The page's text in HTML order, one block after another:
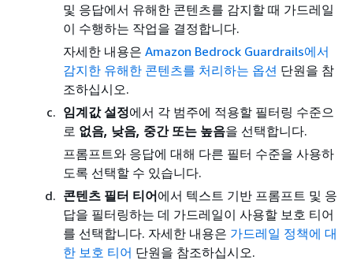
및 응답에서 유해한 콘텐츠를 감지할 때 가드레일
이 수행하는 작업을 결정합니다.
자세한 내용은 Amazon Bedrock Guardrails에서
감지한 유해한 콘텐츠를 처리하는 옵션 단원을 참
조하십시오.
임계값 설정에서 각 범주에 적용할 필터링 수준으
로 없음, 낮음, 중간 또는 높음을 선택합니다.
프롬프트와 응답에 대해 다른 필터 수준을 사용하
도록 선택할 수 있습니다.
콘텐츠 필터 티어에서 텍스트 기반 프롬프트 및 응
답을 필터링하는 데 가드레일이 사용할 보호 티어
를 선택합니다. 자세한 내용은 가드레일 정책에 대
한 보호 티어 단원을 참조하십시오.